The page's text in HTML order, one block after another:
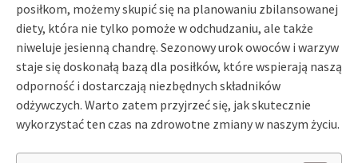
posiłkom, możemy skupić się na planowaniu zbilansowanej
diety, która nie tylko pomoże w odchudzaniu, ale także
niweluje jesienną chandrę. Sezonowy urok owoców i warzyw
staje się doskonałą bazą dla posiłków, które wspierają naszą
odporność i dostarczają niezbędnych składników
odżywczych. Warto zatem przyjrzeć się, jak skutecznie
wykorzystać ten czas na zdrowotne zmiany w naszym życiu.